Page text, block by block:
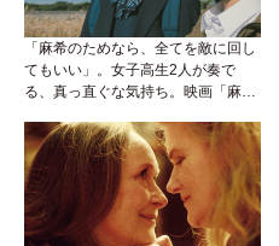
「麻希のためなら、全てを敵に回し
てもいい」。女子高生2人が奏で
る、真っ直ぐな気持ち。映画「麻希